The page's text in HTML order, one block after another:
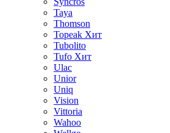
Taya
Thomson
Topeak Хит
Tubolito
Tufo Хит
Ulac
Unior
Uniq
Vision
Vittoria
Wahoo